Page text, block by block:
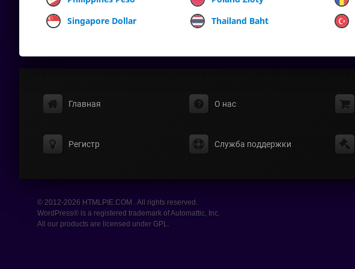
Singapore Dollar
Thailand Baht
Главная О нас
Регистр Служба поддержки
© 2012-2026 HTMLPIE.COM . All rights reserved.
WordPress® is a registered trademark of Automattic, Inc.
All our products are licensed under GPL.